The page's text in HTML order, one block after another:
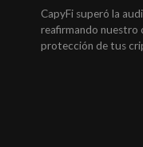
CapyFi superó la
reafirmando nuestro
protección de tus